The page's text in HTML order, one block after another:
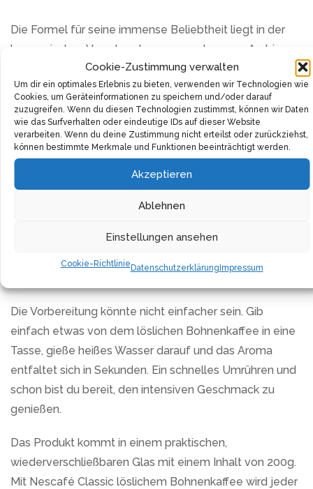
Cookie-Zustimmung verwalten
Um dir ein optimales Erlebnis zu bieten, verwenden wir Technologien wie
Cookies, um Geräteinformationen zu speichern und/oder darauf
zuzugreifen. Wenn du diesen Technologien zustimmst, können wir Daten
wie das Surfverhalten oder eindeutige IDs auf dieser Website
verarbeiten. Wenn du deine Zustimmung nicht erteilst oder zurückziehst,
können bestimmte Merkmale und Funktionen beeinträchtigt werden.
Akzeptieren
Ablehnen
Einstellungen ansehen
Cookie-RichtlinieDatenschutzerklärung Impressum
Die Formel für seine immense Beliebtheit liegt in der
harmonischen Verschmelzung von erlesenen Arabica-
und Robusta-Bohnen, sorgfältig ausgewählt aus den
besten Anbaugebieten. Diese Bohnen sorgen für ein
intensives Aroma, das Kaffeekenner bezaubert und ihre
Geschmacksknospen prickelnd erweckt.
Die mitteldunkle Röstung spielt dabei eine wesentliche
Rolle, indem sie das unverwechselbare Aroma der
Bohnen perfekt hervorbringt. Sie kreiert diese reichen,
kraftvollen Kaffeegeschmack sorgen. Ein Schluck und
du wirst den Unterschied bemerken, der Nescafé
Die Vorbereitung könnte nicht einfacher sein. Gib
einfach etwas von dem löslichen Bohnenkaffee in eine
Tasse, gieße heißes Wasser darauf und das Aroma
entfaltet sich in Sekunden. Ein schnelles Umrühren und
schon bist du bereit, den intensiven Geschmack zu
genießen.
Das Produkt kommt in einem praktischen,
wiederverschließbaren Glas mit einem Inhalt von 200g.
Mit Nescafé Classic löslichem Bohnenkaffee wird jeder